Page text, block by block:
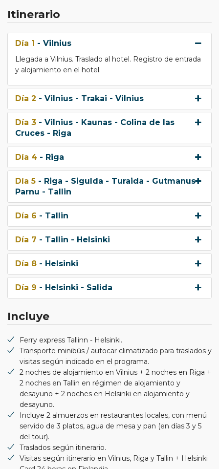
Itinerario
Día 1 - Vilnius
Llegada a Vilnius. Traslado al hotel. Registro de entrada
y alojamiento en el hotel.
Día 2 - Vilnius - Trakai - Vilnius
Día 3 - Vilnius - Kaunas - Colina de las
Cruces - Riga
Día 4 - Riga
Día 5 - Riga - Sigulda - Turaida - Gutmanus -
Parnu - Tallin
Día 6 - Tallin
Día 7 - Tallin - Helsinki
Día 8 - Helsinki
Día 9 - Helsinki - Salida
Incluye
Ferry express Tallinn - Helsinki.
Transporte minibús / autocar climatizado para traslados y
visitas según indicado en el programa.
2 noches de alojamiento en Vilnius + 2 noches en Riga +
2 noches en Tallin en régimen de alojamiento y
desayuno + 2 noches en Helsinki en alojamiento y
desayuno.
Incluye 2 almuerzos en restaurantes locales, con menú
servido de 3 platos, agua de mesa y pan (en días 3 y 5
del tour).
Traslados según itinerario.
Visitas según itinerario en Vilnius, Riga y Tallin + Helsinki